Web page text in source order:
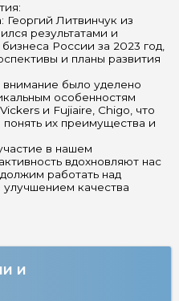
Георгий Литвинчук из
результатами и
России за 2023 год,
и планы развития
было уделено
особенностям
и Fujiaire, Chigo, что
их преимущества и
в нашем
вдохновляют нас
работать над
качества
и